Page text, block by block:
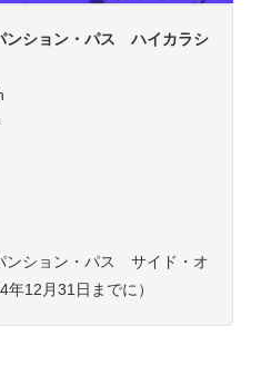
ンション・パス ハイカラシ
ンション・パス サイド・オ
12月31日までに）